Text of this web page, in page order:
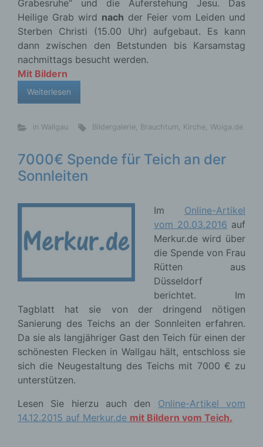
Grabesruhe“ und die Auferstehung Jesu. Das
Heilige Grab wird nach der Feier vom Leiden und
Sterben Christi (15.00 Uhr) aufgebaut. Es kann
dann zwischen den Betstunden bis Karsamstag
nachmittags besucht werden.
Mit Bildern
Weiterlesen
in Wallgau Bildergalerie, Brauchtum, Kirche, Woiga.de
7000€ Spende für Teich an der
Sonnleiten
Im Online-Artikel
vom 20.03.2016 auf
Merkur.de wird über
die Spende von Frau
Rütten aus
Düsseldorf
berichtet. Im
Tagblatt hat sie von der dringend nötigen
Sanierung des Teichs an der Sonnleiten erfahren.
Da sie als langjähriger Gast den Teich für einen der
schönesten Flecken in Wallgau hält, entschloss sie
sich die Neugestaltung des Teichs mit 7000 € zu
unterstützen.
Lesen Sie hierzu auch den Online-Artikel vom
14.12.2015 auf Merkur.de mit Bildern vom Teich.